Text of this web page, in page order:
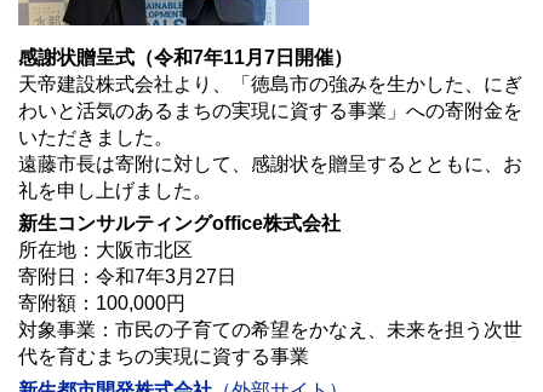
感謝状贈呈式（令和7年11月7日開催）
天帝建設株式会社より、「徳島市の強みを生かした、にぎ
わいと活気のあるまちの実現に資する事業」への寄附金を
いただきました。
遠藤市長は寄附に対して、感謝状を贈呈するとともに、お
礼を申し上げました。
新生コンサルティングoffice株式会社
所在地：大阪市北区
寄附日：令和7年3月27日
寄附額：100,000円
対象事業：市民の子育ての希望をかなえ、未来を担う次世
代を育むまちの実現に資する事業